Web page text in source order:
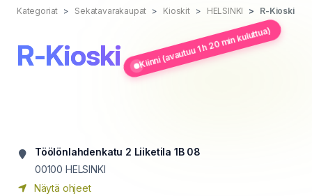
Kategoriat Sekatavarakaupat Kioskit HELSINKI R-Kioski
R-Kioski Kiinni (avautuu 1 h 20 min kuluttua)
Töölönlahdenkatu 2 Liiketila 1B 08
00100 HELSINKI
Näytä ohjeet